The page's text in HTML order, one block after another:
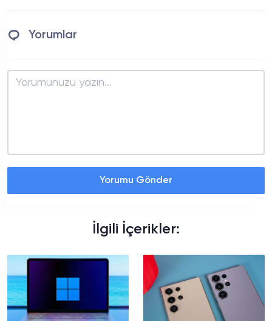
Yorumlar
Yorumu Gönder
İlgili İçerikler: